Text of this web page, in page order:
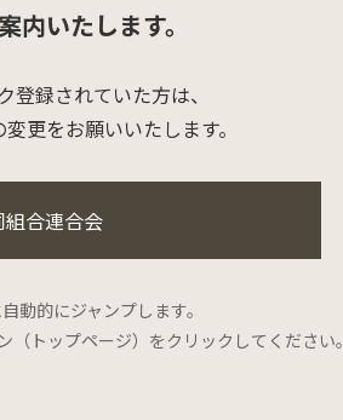
内いたします。
登録されていた方は、
更をお願いいたします。
合連合会
動的にジャンプします。
トップページ）をクリックしてください。